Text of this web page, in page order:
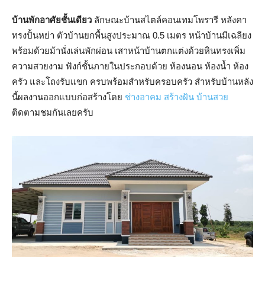
บ้านพักอาศัยชั้นเดียว ลักษณะบ้านสไตล์คอนเทมโพรารี หลังคา
ทรงปั้นหย่า ตัวบ้านยกพื้นสูงประมาณ 0.5 เมตร หน้าบ้านมีเฉลียง
พร้อมด้วยม้านั่งเล่นพักผ่อน เสาหน้าบ้านตกแต่งด้วยหินทรงเพิ่ม
ความสวยงาม ฟังก์ชั้นภายในประกอบด้วย ห้องนอน ห้องน้ำ ห้อง
ครัว และโถงรับแขก ครบพร้อมสำหรับครอบครัว สำหรับบ้านหลัง
นี้ผลงานออกแบบก่อสร้างโดย ช่างอาคม สร้างฝัน บ้านสวย
ติดตามชมกันเลยครับ